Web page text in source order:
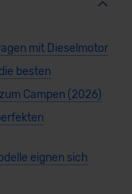
mit Dieselmotor
besten
Campen (2026)
eignen sich